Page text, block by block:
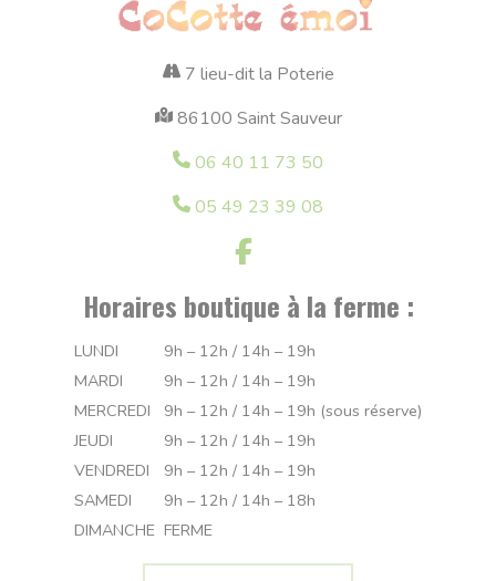
7 lieu-dit la Poterie
86100 Saint Sauveur
06 40 11 73 50
05 49 23 39 08
Horaires boutique à la ferme :
LUNDI
9h – 12h / 14h – 19h
MARDI
9h – 12h / 14h – 19h
MERCREDI
9h – 12h / 14h – 19h (sous réserve)
JEUDI
9h – 12h / 14h – 19h
VENDREDI
9h – 12h / 14h – 19h
SAMEDI
9h – 12h / 14h – 18h
DIMANCHE FERME